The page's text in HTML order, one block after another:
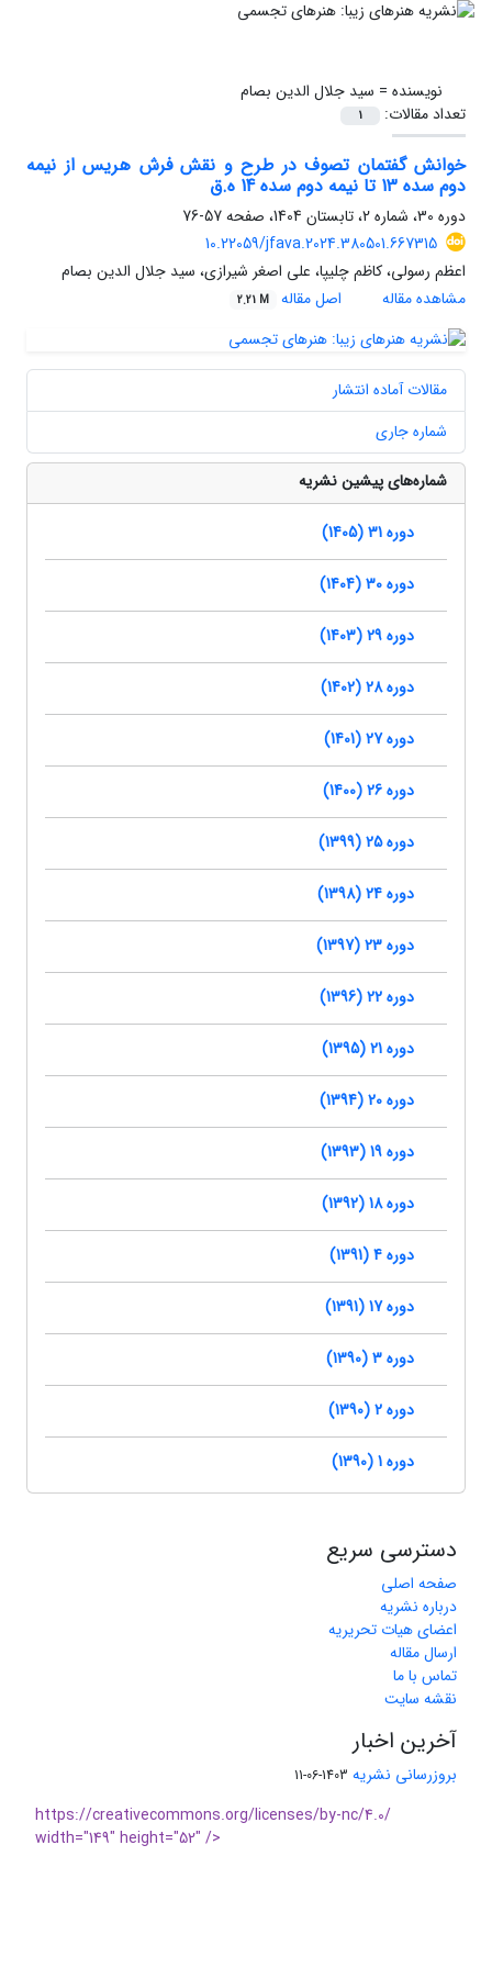
نویسنده = سید جلال الدین بصام
تعداد مقالات:
1
خوانش گفتمان تصوف در طرح و نقش فرش هریس از نیمه
دوم سده‌‌ 13 تا نیمه دوم سده 14 ه.ق
دوره 30، شماره 2، تابستان 1404، صفحه
57-76
10.22059/jfava.2024.380501.667315
اعظم رسولی، کاظم چلیپا، علی اصغر شیرازی، سید جلال الدین بصام
مشاهده مقاله
اصل مقاله 2.21 M
مقالات آماده انتشار
شماره جاری
شماره‌های پیشین نشریه
دوره 31 (1405)
دوره 30 (1404)
دوره 29 (1403)
دوره 28 (1402)
دوره 27 (1401)
دوره 26 (1400)
دوره 25 (1399)
دوره 24 (1398)
دوره 23 (1397)
دوره 22 (1396)
دوره 21 (1395)
دوره 20 (1394)
دوره 19 (1393)
دوره 18 (1392)
دوره 4 (1391)
دوره 17 (1391)
دوره 3 (1390)
دوره 2 (1390)
دوره 1 (1390)
دسترسی سریع
صفحه اصلی
درباره نشریه
اعضای هیات تحریریه
ارسال مقاله
تماس با ما
نقشه سایت
آخرین اخبار
بروزرسانی نشریه 1403-06-11
https://creativecommons.org/licenses/by-nc/4.0/
width="149" height="52" />